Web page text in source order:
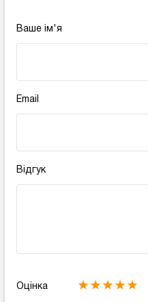
Ваше ім'я
Email
Відгук
Оцінка